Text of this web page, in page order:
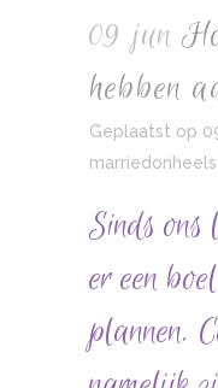
09 jun
hebben
Geplaatst op
marriedonheels
Sinds
er een
plannen.